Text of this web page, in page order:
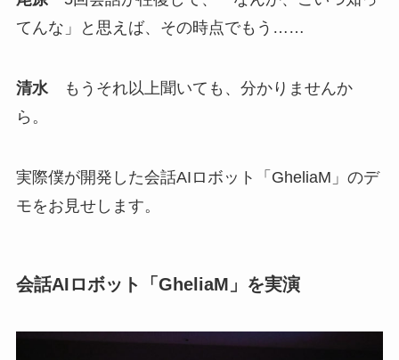
てんな」と思えば、その時点でもう……
清水もうそれ以上聞いても、分かりませんか
ら。
実際僕が開発した会話AIロボット「GheliaM」のデ
モをお見せします。
会話AIロボット「GheliaM」を実演